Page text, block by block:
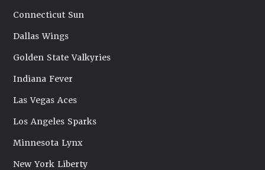
Connecticut Sun
Dallas Wings
Golden State Valkyries
Indiana Fever
Las Vegas Aces
Los Angeles Sparks
Minnesota Lynx
New York Liberty